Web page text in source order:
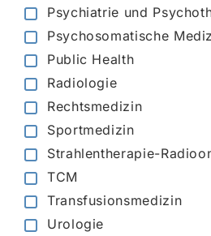
Psychiatrie und
Psychosomatische
Public Health
Radiologie
Rechtsmedizin
Sportmedizin
Strahlentherapie-
TCM
Transfusionsmedizin
Urologie